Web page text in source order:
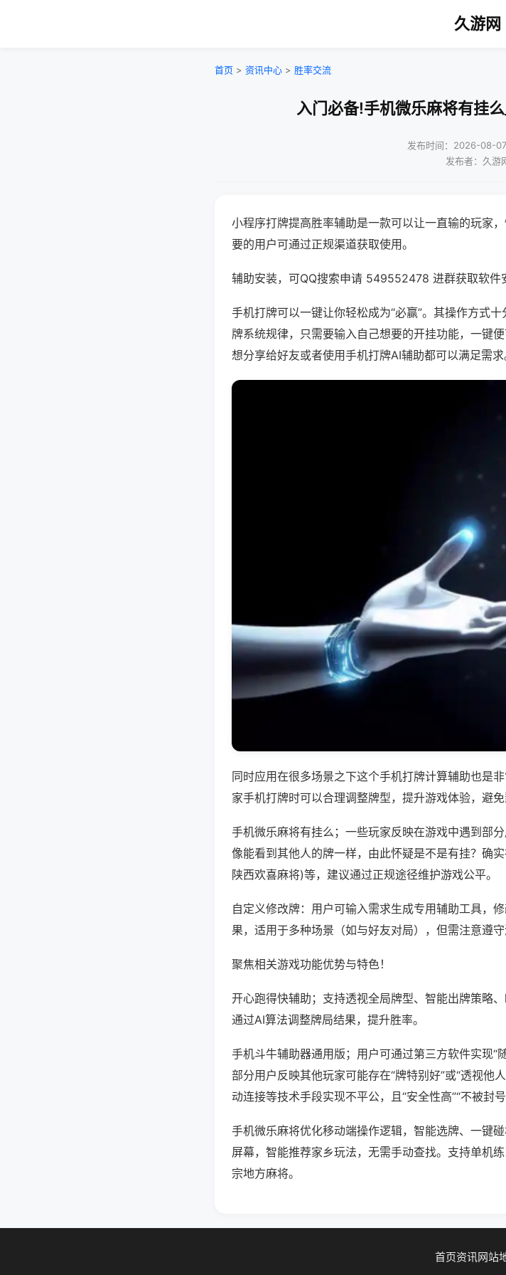
久游网
首页 > 资讯中心 > 胜率交流
入门必备!手机微乐麻将有挂
发布时间：2026-08-
发布者：久游
小程序打牌提高胜率辅助是一款可以让一直输的玩家
要的用户可通过正规渠道获取使用。
辅助安装，可QQ搜索申请 549552478 进群获取软件
手机打牌可以一键让你轻松成为“必赢”。其操作方式
牌系统规律，只需要输入自己想要的开挂功能，一键
想分享给好友或者使用手机打牌AI辅助都可以满足需求
同时应用在很多场景之下这个手机打牌计算辅助也是
家手机打牌时可以合理调整牌型，提升游戏体验，避免
手机微乐麻将有挂么；一些玩家反映在游戏中遇到部
像能看到其他人的牌一样，由此怀疑是不是有挂？确
陕西欢喜麻将)等，建议通过正规途径维护游戏公平。
自定义修改牌：用户可输入需求生成专用辅助工具，
果，适用于多种场景（如与好友对局），但需注意遵守
聚焦相关游戏功能优势与特色！
开心跑得快辅助；支持透视全局牌型、智能出牌策略
通过AI算法调整牌局结果，提升胜率。
手机斗牛辅助器通用版；用户可通过第三方软件实现“
部分用户反映其他玩家可能存在“牌特别好”或“透视他
动连接等技术手段实现不平公，且“安全性高”“不被封号
手机微乐麻将优化移动端操作逻辑，智能选牌、一键
屏幕，智能推荐家乡玩法，无需手动查找。支持单机
宗地方麻将。
首页资讯网站